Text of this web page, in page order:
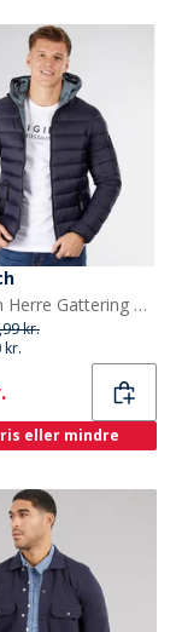
Crosshatch Herre Gattering Puffer Jakke Midnat
kr.
kr.
eller mindre